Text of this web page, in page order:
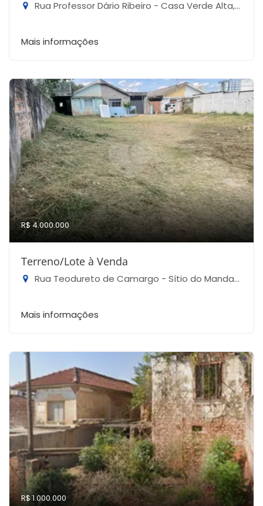
Rua Professor Dário Ribeiro - Casa Verde Alta, São Paulo-SP
Mais informações
R$ 4.000.000
Terreno/Lote à Venda
Rua Teodureto de Camargo - Sítio do Mandaqui, São Paulo-SP
Mais informações
R$ 1.000.000